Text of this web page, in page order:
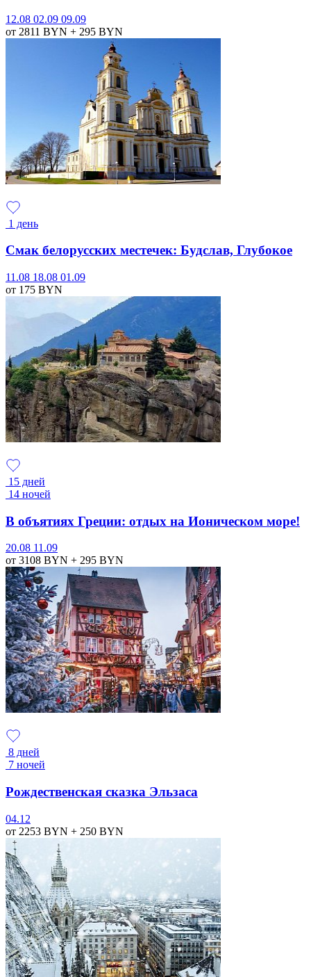
12.08 02.09 09.09
от 2811 BYN + 295 BYN
1 день
Смак белорусских местечек: Будслав, Глубокое
11.08 18.08 01.09
от 175 BYN
15 дней
14 ночей
В объятиях Греции: отдых на Ионическом море!
20.08 11.09
от 3108 BYN + 295 BYN
8 дней
7 ночей
Рождественская сказка Эльзаса
04.12
от 2253 BYN + 250 BYN